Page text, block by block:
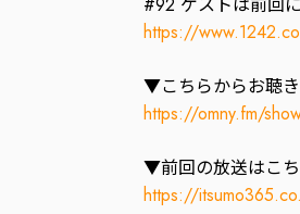
https://
▼こちらからお聴
https://omny.fm/
▼前回の放送はこ
https://